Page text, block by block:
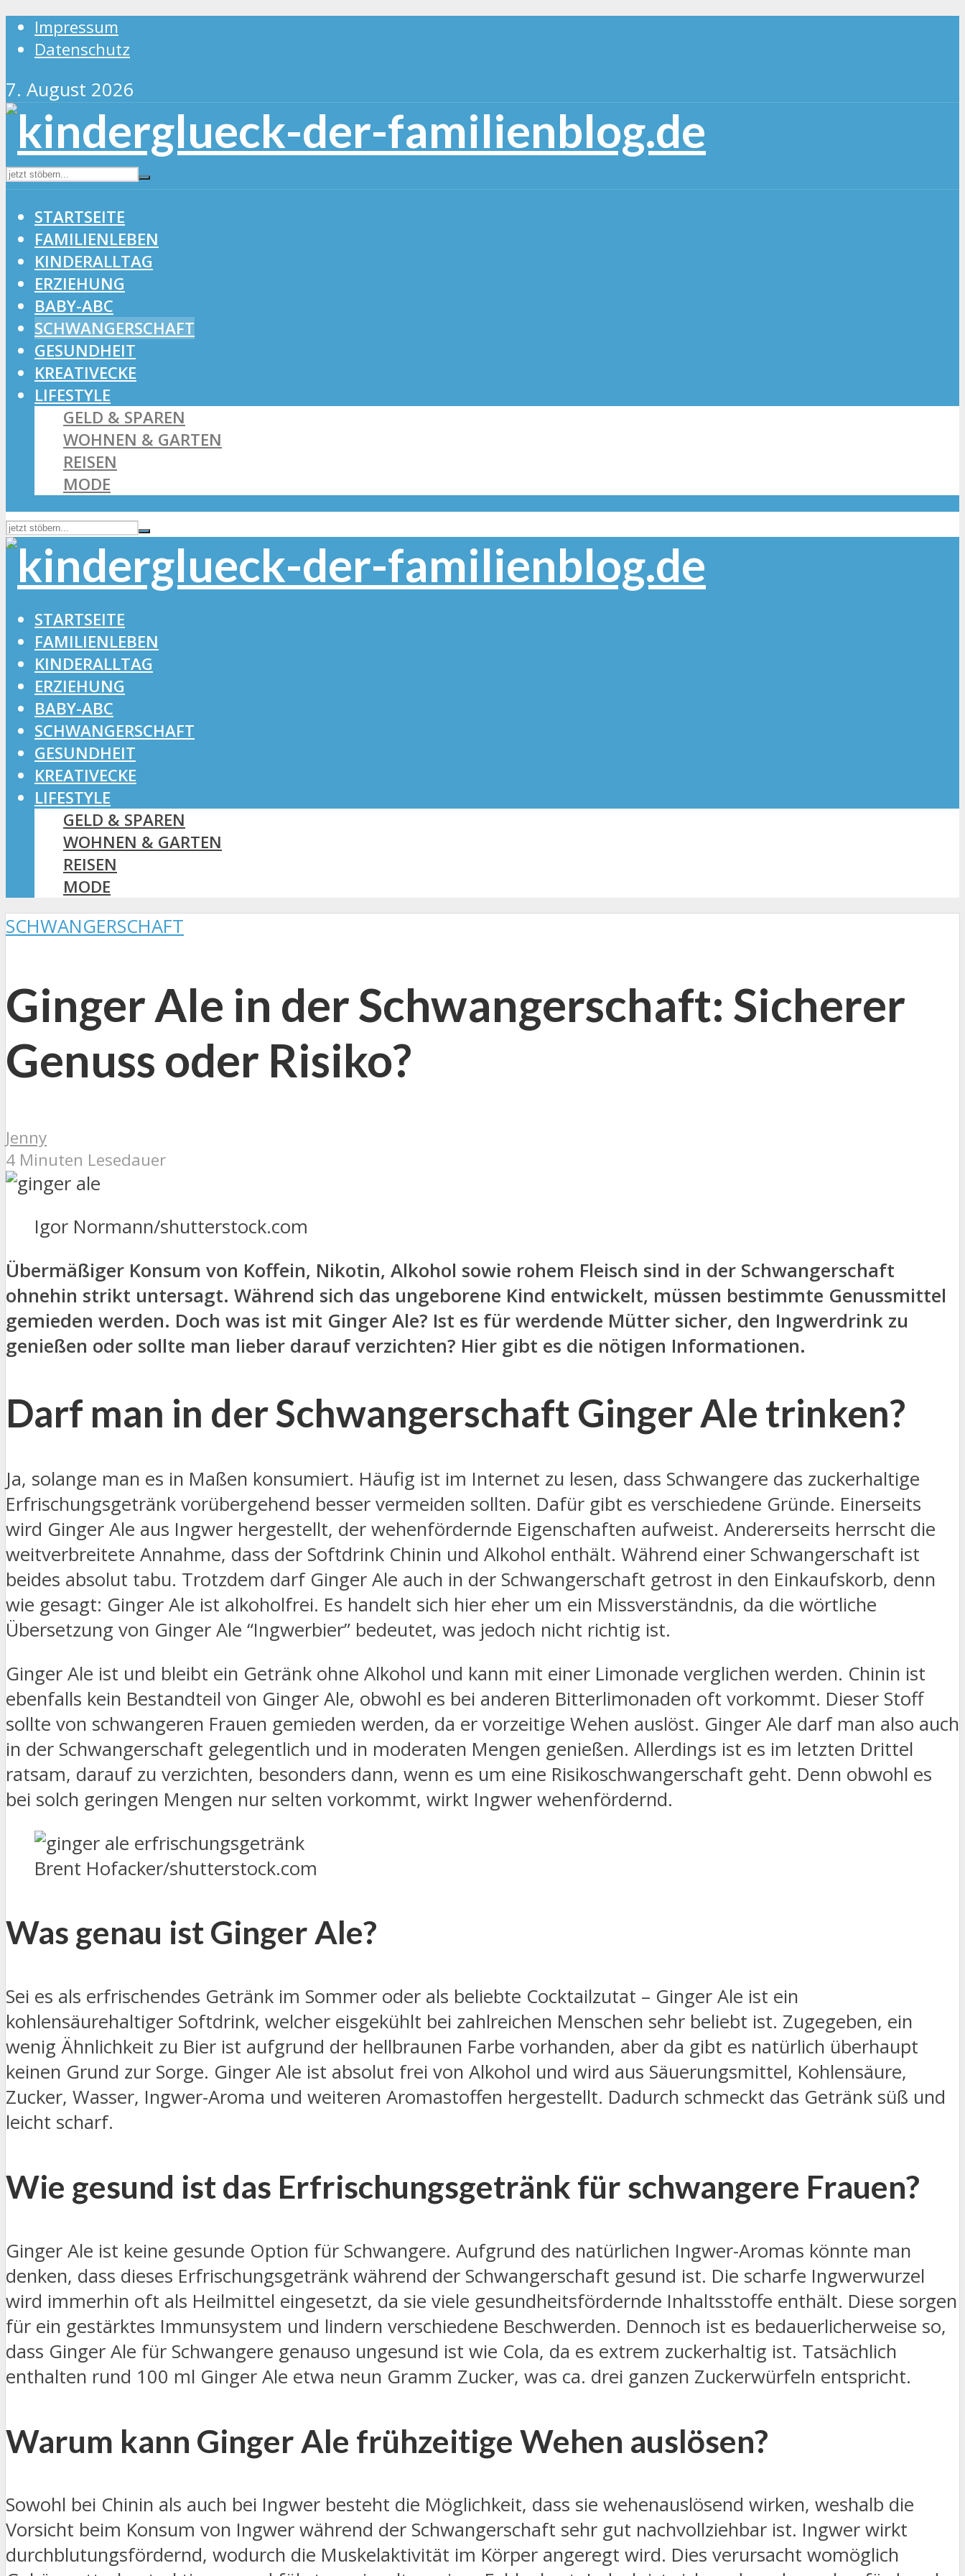
Impressum
Datenschutz
7. August 2026
STARTSEITE
FAMILIENLEBEN
KINDERALLTAG
ERZIEHUNG
BABY-ABC
SCHWANGERSCHAFT
GESUNDHEIT
KREATIVECKE
LIFESTYLE
GELD & SPAREN
WOHNEN & GARTEN
REISEN
MODE
STARTSEITE
FAMILIENLEBEN
KINDERALLTAG
ERZIEHUNG
BABY-ABC
SCHWANGERSCHAFT
GESUNDHEIT
KREATIVECKE
LIFESTYLE
GELD & SPAREN
WOHNEN & GARTEN
REISEN
MODE
SCHWANGERSCHAFT
Ginger Ale in der Schwangerschaft: Sicherer
Genuss oder Risiko?
Jenny
4 Minuten Lesedauer
Igor Normann/shutterstock.com
Übermäßiger Konsum von Koffein, Nikotin, Alkohol sowie rohem Fleisch sind in der Schwangerschaft
ohnehin strikt untersagt. Während sich das ungeborene Kind entwickelt, müssen bestimmte Genussmittel
gemieden werden. Doch was ist mit Ginger Ale? Ist es für werdende Mütter sicher, den Ingwerdrink zu
genießen oder sollte man lieber darauf verzichten? Hier gibt es die nötigen Informationen.
Darf man in der Schwangerschaft Ginger Ale trinken?
Ja, solange man es in Maßen konsumiert. Häufig ist im Internet zu lesen, dass Schwangere das zuckerhaltige
Erfrischungsgetränk vorübergehend besser vermeiden sollten. Dafür gibt es verschiedene Gründe. Einerseits
wird Ginger Ale aus Ingwer hergestellt, der wehenfördernde Eigenschaften aufweist. Andererseits herrscht die
weitverbreitete Annahme, dass der Softdrink Chinin und Alkohol enthält. Während einer Schwangerschaft ist
beides absolut tabu. Trotzdem darf Ginger Ale auch in der Schwangerschaft getrost in den Einkaufskorb, denn
wie gesagt: Ginger Ale ist alkoholfrei. Es handelt sich hier eher um ein Missverständnis, da die wörtliche
Übersetzung von Ginger Ale “Ingwerbier” bedeutet, was jedoch nicht richtig ist.
Ginger Ale ist und bleibt ein Getränk ohne Alkohol und kann mit einer Limonade verglichen werden. Chinin ist
ebenfalls kein Bestandteil von Ginger Ale, obwohl es bei anderen Bitterlimonaden oft vorkommt. Dieser Stoff
sollte von schwangeren Frauen gemieden werden, da er vorzeitige Wehen auslöst. Ginger Ale darf man also auch
in der Schwangerschaft gelegentlich und in moderaten Mengen genießen. Allerdings ist es im letzten Drittel
ratsam, darauf zu verzichten, besonders dann, wenn es um eine Risikoschwangerschaft geht. Denn obwohl es
bei solch geringen Mengen nur selten vorkommt, wirkt Ingwer wehenfördernd.
Brent Hofacker/shutterstock.com
Was genau ist Ginger Ale?
Sei es als erfrischendes Getränk im Sommer oder als beliebte Cocktailzutat – Ginger Ale ist ein
kohlensäurehaltiger Softdrink, welcher eisgekühlt bei zahlreichen Menschen sehr beliebt ist. Zugegeben, ein
wenig Ähnlichkeit zu Bier ist aufgrund der hellbraunen Farbe vorhanden, aber da gibt es natürlich überhaupt
keinen Grund zur Sorge. Ginger Ale ist absolut frei von Alkohol und wird aus Säuerungsmittel, Kohlensäure,
Zucker, Wasser, Ingwer-Aroma und weiteren Aromastoffen hergestellt. Dadurch schmeckt das Getränk süß und
leicht scharf.
Wie gesund ist das Erfrischungsgetränk für schwangere Frauen?
Ginger Ale ist keine gesunde Option für Schwangere. Aufgrund des natürlichen Ingwer-Aromas könnte man
denken, dass dieses Erfrischungsgetränk während der Schwangerschaft gesund ist. Die scharfe Ingwerwurzel
wird immerhin oft als Heilmittel eingesetzt, da sie viele gesundheitsfördernde Inhaltsstoffe enthält. Diese sorgen
für ein gestärktes Immunsystem und lindern verschiedene Beschwerden. Dennoch ist es bedauerlicherweise so,
dass Ginger Ale für Schwangere genauso ungesund ist wie Cola, da es extrem zuckerhaltig ist. Tatsächlich
enthalten rund 100 ml Ginger Ale etwa neun Gramm Zucker, was ca. drei ganzen Zuckerwürfeln entspricht.
Warum kann Ginger Ale frühzeitige Wehen auslösen?
Sowohl bei Chinin als auch bei Ingwer besteht die Möglichkeit, dass sie wehenauslösend wirken, weshalb die
Vorsicht beim Konsum von Ingwer während der Schwangerschaft sehr gut nachvollziehbar ist. Ingwer wirkt
durchblutungsfördernd, wodurch die Muskelaktivität im Körper angeregt wird. Dies verursacht womöglich